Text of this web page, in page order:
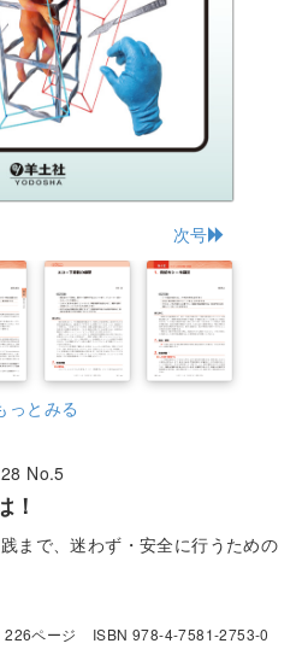
次号
っとみる
No.5
まで、迷わず・安全に行うための
226ページ ISBN 978-4-7581-2753-0